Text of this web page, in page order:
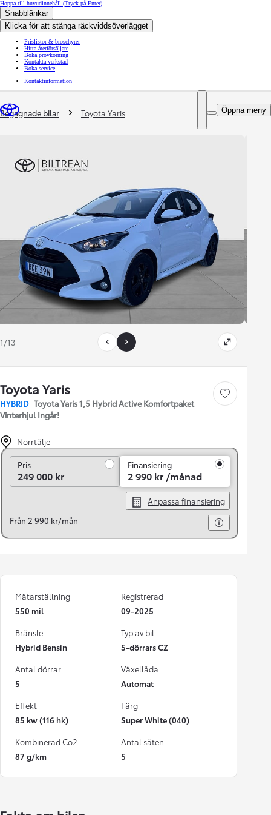
Hoppa till huvudinnehåll (Tryck på Enter)
Snabblänkar
Klicka för att stänga räckviddsöverlägget
Prislistor & broschyrer
Hitta återförsäljare
Boka provkörning
Kontakta verkstad
Boka service
Kontaktinformation
Öppna meny
You are here
Begagnade bilar Toyota Yaris
1/13
Toyota Yaris
HYBRID Toyota Yaris 1,5 Hybrid Active Komfortpaket
Vinterhjul Ingår!
Save car
Norrtälje
PrisPris
249 000 kr
Finansiering
2 990 kr /månad
Anpassa finansiering
Från 2 990 kr/mån
Mätarställning
550 mil
Registrerad
09-2025
Bränsle
Hybrid Bensin
Typ av bil
5-dörrars CZ
Antal dörrar
5
Växellåda
Automat
Effekt
85 kw (116 hk)
Färg
Super White (040)
Kombinerad Co2
87 g/km
Antal säten
5